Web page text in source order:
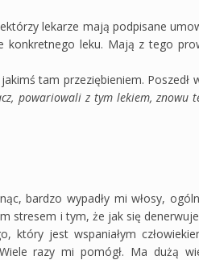
lekarze mają podpisane
konkretnego leku. Mają z tego
tam przeziębieniem. Poszedł
powariowali z tym lekiem, znowu
bardzo wypadły mi włosy,
stresem i tym, że jak się
który jest wspaniałym
razy mi pomógł. Ma dużą